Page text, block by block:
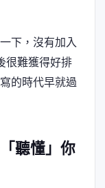
下，沒有加入
很難獲得好排
的時代早就過
聽懂」你